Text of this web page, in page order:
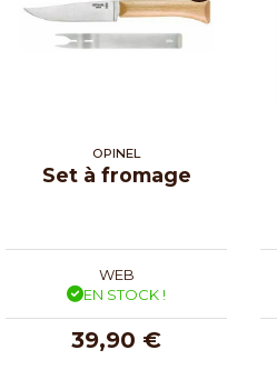
OPINEL
Set à fromage
WEB
EN STOCK !
39,90 €